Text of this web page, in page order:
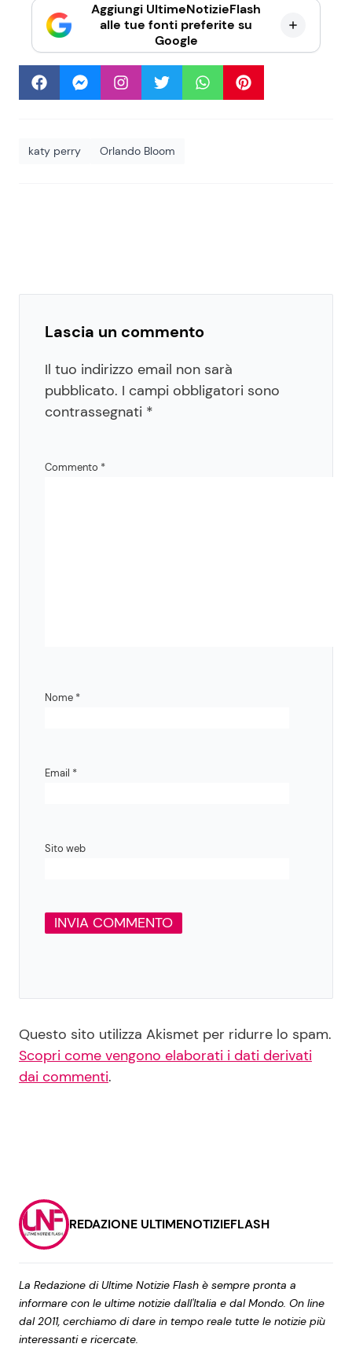
Aggiungi UltimeNotizieFlash
alle tue fonti preferite su
Google
katy perry Orlando Bloom
Lascia un commento
Il tuo indirizzo email non sarà
pubblicato. I campi obbligatori sono
contrassegnati *
Commento *
Nome *
Email *
Sito web
Questo sito utilizza Akismet per ridurre lo spam.
Scopri come vengono elaborati i dati derivati
dai commenti.
REDAZIONE ULTIMENOTIZIEFLASH
La Redazione di Ultime Notizie Flash è sempre pronta a
informare con le ultime notizie dall'Italia e dal Mondo. On line
dal 2011, cerchiamo di dare in tempo reale tutte le notizie più
interessanti e ricercate.